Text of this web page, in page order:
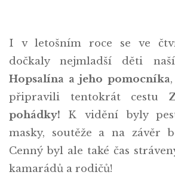
I v letošním roce se ve
dočkaly nejmladší děti
Hopsalína a jeho pomocníka
připravili tentokrát cestu
pohádky! K vidění byly
masky, soutěže a na závěr
Cenný byl ale také čas
kamarádů a rodičů!